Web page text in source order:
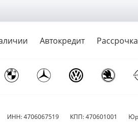
Автокредит Рассрочка
ИНН: 4706067519 КПП: 470601001